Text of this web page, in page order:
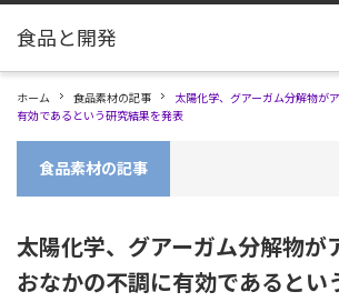
ホーム 食品素材の記事
太陽化学、グアーガム分解物が
有効であるという研究結果を発表
食品素材の記事
太陽化学、グアーガム分解物が
おなかの不調に有効であるとい